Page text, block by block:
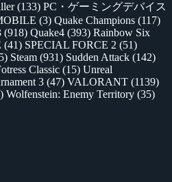
(133) PC・ゲーミングデバイス
(3) Quake Champions (117)
(918) Quake4 (393) Rainbow Six
(41) SPECIAL FORCE 2 (51)
Steam (931) Sudden Attack (142)
Classic (15) Unreal
3 (47) VALORANT (1139)
Wolfenstein: Enemy Territory (35)